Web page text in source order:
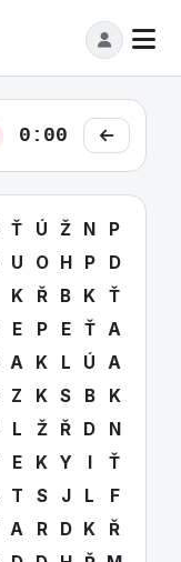
0:00
Ť Ú Ž N
P
U O H P
D
K Ř B K
Ť
E P E Ť
A
A K L Ú
A
Z K S B
K
L Ž Ř D
N
E K Y I
Ť
T S J L
F
A R D K
Ř